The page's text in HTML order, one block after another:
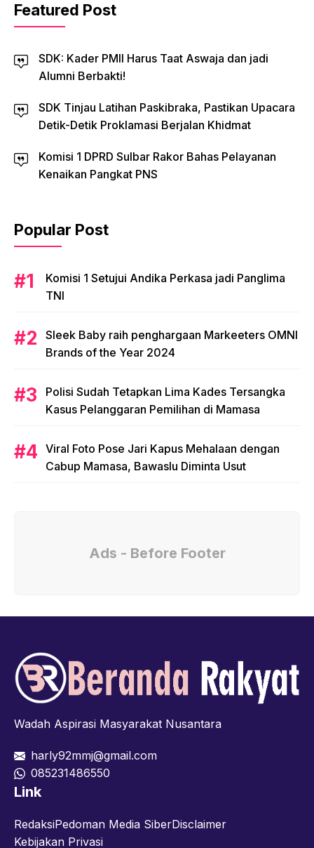
Featured Post
SDK: Kader PMII Harus Taat Aswaja dan jadi
Alumni Berbakti!
SDK Tinjau Latihan Paskibraka, Pastikan Upacara
Detik-Detik Proklamasi Berjalan Khidmat
Komisi 1 DPRD Sulbar Rakor Bahas Pelayanan
Kenaikan Pangkat PNS
Popular Post
Komisi 1 Setujui Andika Perkasa jadi Panglima
TNI
Sleek Baby raih penghargaan Markeeters OMNI
Brands of the Year 2024
Polisi Sudah Tetapkan Lima Kades Tersangka
Kasus Pelanggaran Pemilihan di Mamasa
Viral Foto Pose Jari Kapus Mehalaan dengan
Cabup Mamasa, Bawaslu Diminta Usut
Ads - Before Footer
Wadah Aspirasi Masyarakat Nusantara
harly92mmj@gmail.com
085231486550
Link
RedaksiPedoman Media SiberDisclaimer
Kebijakan Privasi